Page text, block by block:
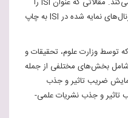
یدک می‌کشند، مقالاتی هستند که در ژورنال‌های نمایه شده در ISI به چاپ
توسط وزارت علوم، تحقیقات و
شامل بخش‌های مختلفی از جمله
ضریب تاثیر و جذب
تاثیر و جذب نشریات علمی-